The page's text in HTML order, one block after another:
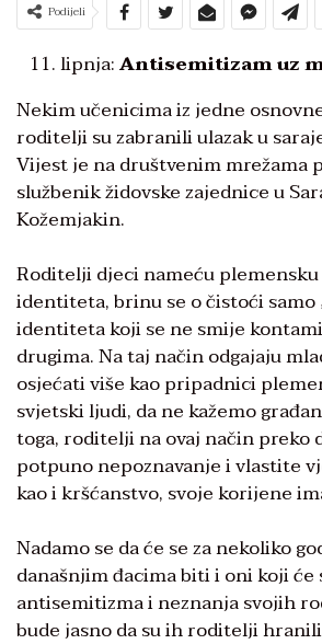
Podijeli
lipnja:Antisemitizam uz
Nekim učenicima iz jedne
roditelji su zabranili ulazak u
Vijest je na društvenim mrežama
službenik židovske zajednice u
Kožemjakin.
Roditelji djeci nameću
identiteta, brinu se o čistoći samo
identiteta koji se ne smije
drugima. Na taj način odgajaju
osjećati više kao pripadnici
svjetski ljudi, da ne kažemo
toga, roditelji na ovaj način preko
potpuno nepoznavanje i vlastite
kao i kršćanstvo, svoje korijene
Nadamo se da će se za nekoliko
današnjim đacima biti i oni koji
antisemitizma i neznanja svojih
bude jasno da su ih roditelji